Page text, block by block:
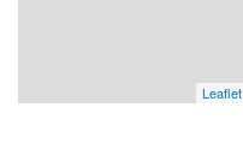
Leaflet